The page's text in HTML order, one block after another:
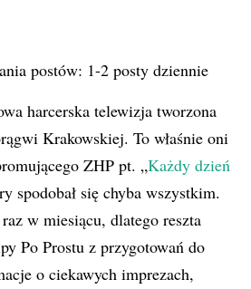
postów: 1-2 posty dziennie
harcerska telewizja tworzona
Krakowskiej. To właśnie oni
ZHP pt. „Każdy dzień
spodobał się chyba wszystkim.
w miesiącu, dlatego reszta
Po Prostu z przygotowań do
o ciekawych imprezach,